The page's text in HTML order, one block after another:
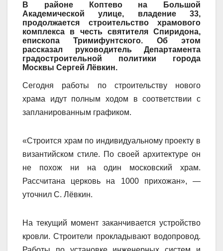
В районе Коптево на Большой
Академической улице, владение 33,
продолжается строительство храмового
комплекса в честь святителя Спиридона,
епископа Тримифунтского. Об этом
рассказал руководитель Департамента
градостроительной политики города
Москвы Сергей Лёвкин.
Сегодня работы по строительству нового
храма идут полным ходом в соответствии с
запланированным графиком.
«Строится храм по индивидуальному проекту в
византийском стиле. По своей архитектуре он
не похож ни на один московский храм.
Рассчитана церковь на 1000 прихожан», —
уточнил С. Лёвкин.
На текущий момент заканчивается устройство
кровли. Строители прокладывают водопровод.